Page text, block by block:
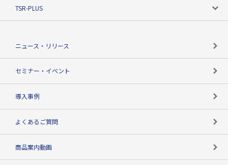
TSR-PLUS
ニュース・リリース
セミナー・イベント
導入事例
よくあるご質問
商品案内動画